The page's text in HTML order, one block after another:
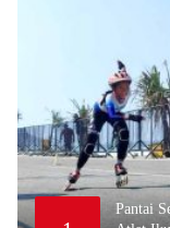
Pantai